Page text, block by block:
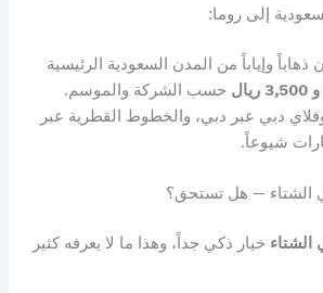
إلى روما:
ذهاباً وإياباً من المدن السعودية الرئيسية
حسب الشركة والموسم.
دبي عبر دبي، والخطوط القطرية عبر
شيوعاً.
الشتاء — هل تستحق؟
خيار ذكي جداً، وهذا ما لا يعرفه كثير